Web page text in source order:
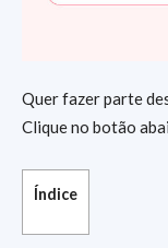
Quer fazer parte
Clique no botão
Índice